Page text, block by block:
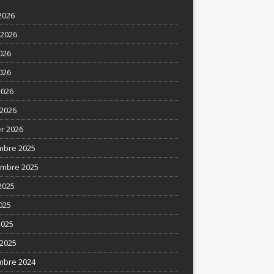
2026
2025
2025
2024